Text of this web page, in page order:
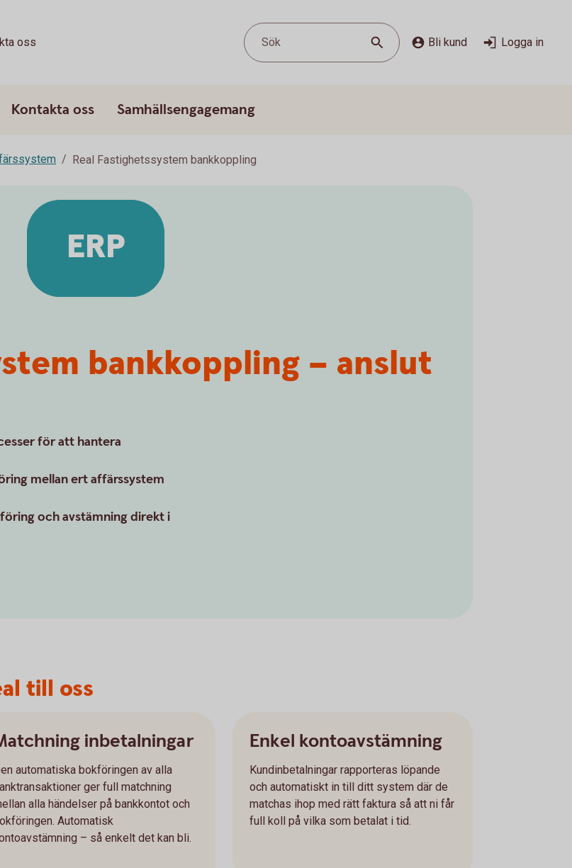
oss Sök Bli kund Logga in
Kontakta oss Samhällsengagemang
Real Fastighetssystem bankkoppling
bankkoppling – anslut
för att hantera
mellan ert affärssystem
och avstämning direkt i
ERP
till oss
inbetalningar
automatiska bokföringen av alla
ger full matchning
alla händelser på bankkontot och
Automatisk
– så enkelt det kan bli.
Enkel kontoavstämning
Kundinbetalningar rapporteras löpande
och automatiskt in till ditt system där de
matchas ihop med rätt faktura så att ni får
full koll på vilka som betalat i tid.